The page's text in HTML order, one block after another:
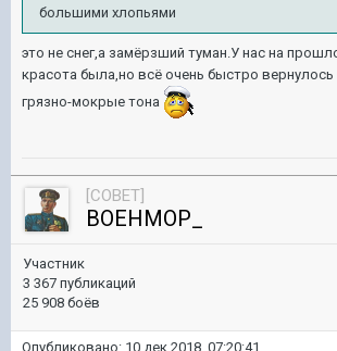
большими хлопьями
это не снег,а замёрзший туман.У нас на
красота была,но всё очень быстро
грязно-мокрые тона
[COBET]
BOEHMOP_
Участник
3 367 публикаций
25 908 боёв
Опубликовано: 10 дек 2018, 07:20:41